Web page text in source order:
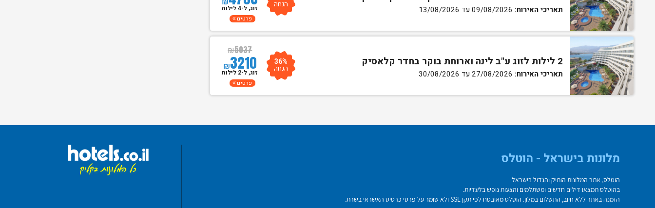
תאריכי האירוח: הנחה זוג, ל-4 לילות
פרטים
2 לילות לזוג ע"ב לינה וארוחת בוקר בחדר קלאסיק
תאריכי האירוח:
₪5037
₪3210 36%
הנחה זוג, ל-2 לילות
פרטים
מלונות בישראל - הוטלס
הוטלס, אתר המלונות הותיק והגדול בישראל
בהוטלס תמצאו דילים חדשים ומשתלמים והצעות נופש בלעדיות.
הזמנה באתר ללא חיוב, התשלום במלון. הוטלס מאובטח לפי תקן SSL ולא שומר על פרטי כרטיס האשראי בשרת.